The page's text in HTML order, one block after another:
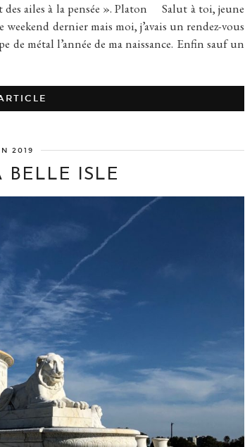
ailes à la pensée ». Platon Salut à toi, jeune
dernier mais moi, j’avais un rendez-vous
métal l’année de ma naissance. Enfin sauf un
2019
BELLE ISLE